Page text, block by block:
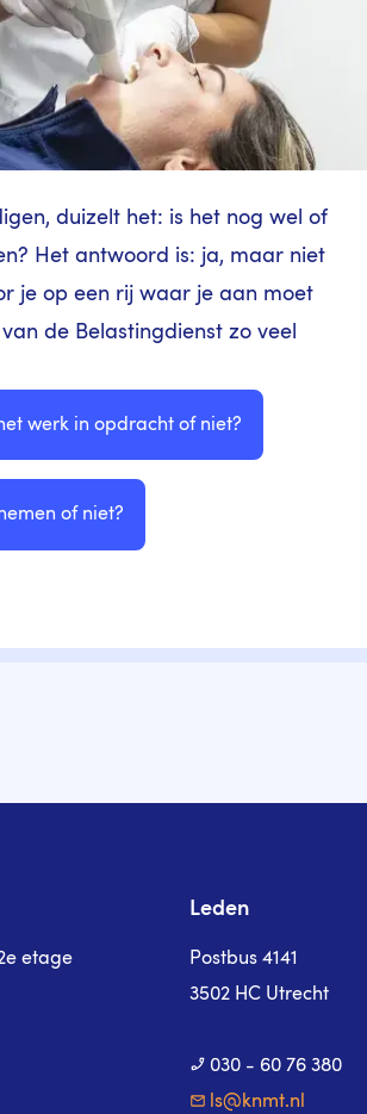
duizelt het: is het nog wel of
Het antwoord is: ja, maar niet
je op een rij waar je aan moet
de Belastingdienst zo veel
werk in opdracht of niet?
of niet?
etage
Leden
Postbus 4141
3502 HC Utrecht
030 - 60 76 380
ls@knmt.nl